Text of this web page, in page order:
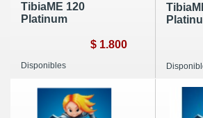
TibiaME 120
Platinum
$ 1.800
Disponibles